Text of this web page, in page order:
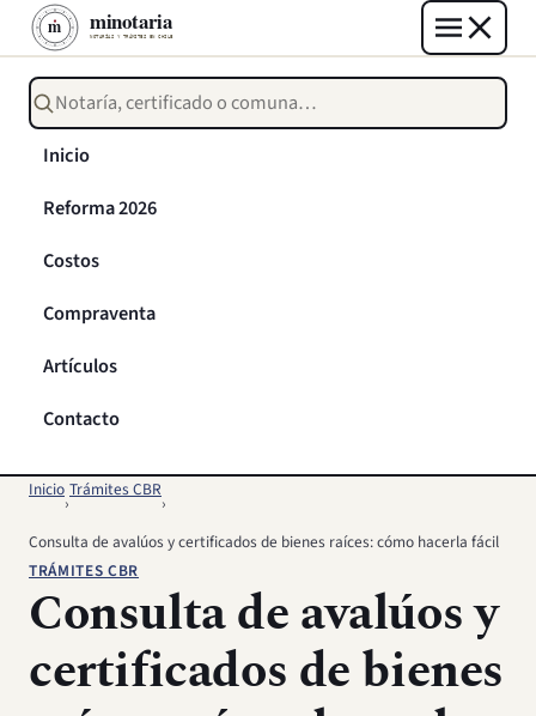
Buscar notarías, certificados o trámites
Inicio
Reforma 2026
Costos
Compraventa
Artículos
Contacto
Inicio
›
Trámites CBR
›
Consulta de avalúos y certificados de bienes raíces: cómo hacerla fácil
TRÁMITES CBR
Consulta de avalúos y
certificados de bienes